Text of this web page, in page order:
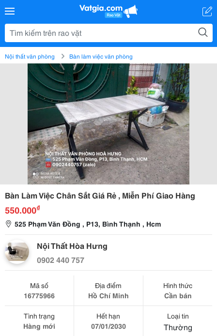
Nội thất văn phòng Bàn làm việc văn phòng
Bàn Làm Việc Chân Sắt Giá Rẻ , Miễn Phí Giao Hàng
550.000₫
525 Phạm Văn Đồng , P13, Bình Thạnh , Hcm
Nội Thất Hòa Hưng
0902 440 757
Mã số
16775966
Địa điểm
Hồ Chí Minh
Hình thức
Cần bán
Tình trạng
Hàng mới
Hết hạn
07/01/2030
Loại tin
Thường